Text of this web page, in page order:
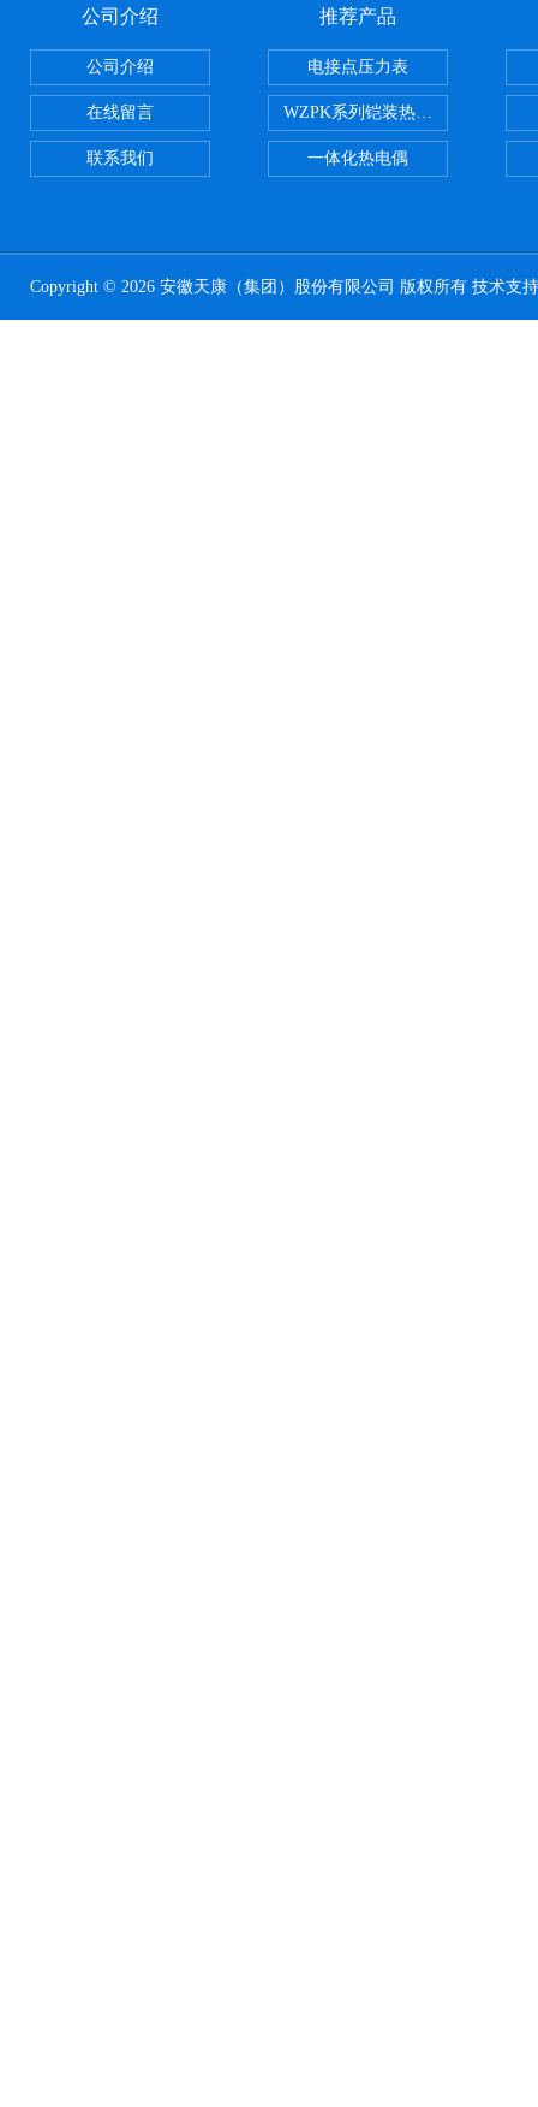
公司介绍
公司介绍
在线留言
联系我们
推荐产品
电接点压力表
WZPK系列铠装热电阻
一体化热电偶
Copyright © 2026 安徽天康（集团）股份有限公司 版权所有 技术支